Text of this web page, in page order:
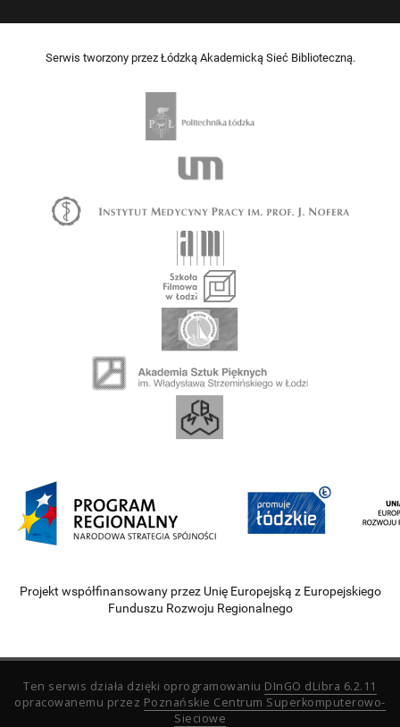
Serwis tworzony przez Łódzką Akademicką Sieć Biblioteczną.
Projekt współfinansowany przez Unię Europejską z Europejskiego
Funduszu Rozwoju Regionalnego
Ten serwis działa dzięki oprogramowaniu DInGO dLibra 6.2.11
opracowanemu przez Poznańskie Centrum Superkomputerowo-
Sieciowe